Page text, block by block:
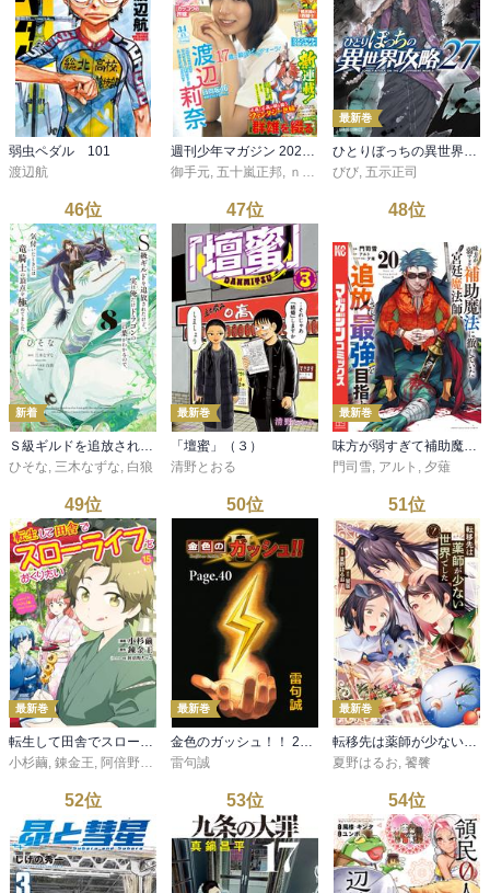
弱虫ペダル 101
渡辺航
週刊少年マガジン 2026年34号[2026年7月22日発売]
御手元, 五十嵐正邦, ｎｏｎｃｏ ,鈴木央,柏木香乃
最新巻
ひとりぼっちの異世界攻略 27
びび, 五示正司
46位
新着
Ｓ級ギルドを追放されたけど、実は俺だけドラゴンの言葉がわかるので、気付いたときには竜騎士の頂点を極めてました。 8
ひそな, 三木なずな, 白狼
47位
最新巻
「壇蜜」（３）
清野とおる
48位
最新巻
味方が弱すぎて補助魔法に徹していた宮廷魔法師、追放されて最強を目指す（２０）
門司雪, アルト , 夕薙
49位
最新巻
小杉繭 錬金王 阿倍野ちゃこ
50位
最新巻
雷句誠
51位
最新巻
夏野はるお 饕餮
52位 53位 54位